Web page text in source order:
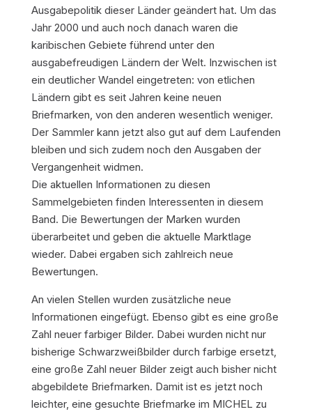
Ausgabepolitik dieser Länder geändert hat. Um das
Jahr 2000 und auch noch danach waren die
karibischen Gebiete führend unter den
ausgabefreudigen Ländern der Welt. Inzwischen ist
ein deutlicher Wandel eingetreten: von etlichen
Ländern gibt es seit Jahren keine neuen
Briefmarken, von den anderen wesentlich weniger.
Der Sammler kann jetzt also gut auf dem Laufenden
bleiben und sich zudem noch den Ausgaben der
Vergangenheit widmen.
Die aktuellen Informationen zu diesen
Sammelgebieten finden Interessenten in diesem
Band. Die Bewertungen der Marken wurden
überarbeitet und geben die aktuelle Marktlage
wieder. Dabei ergaben sich zahlreich neue
Bewertungen.
An vielen Stellen wurden zusätzliche neue
Informationen eingefügt. Ebenso gibt es eine große
Zahl neuer farbiger Bilder. Dabei wurden nicht nur
bisherige Schwarzweißbilder durch farbige ersetzt,
eine große Zahl neuer Bilder zeigt auch bisher nicht
abgebildete Briefmarken. Damit ist es jetzt noch
leichter, eine gesuchte Briefmarke im MICHEL zu